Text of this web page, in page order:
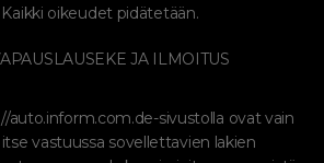
oikeudet pidätetään.
JA ILMOITUS
auto.inform.com.de-sivustolla ovat vain
vastuussa sovellettavien lakien